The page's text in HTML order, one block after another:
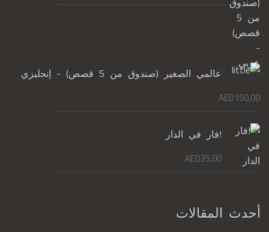
عالمي الصغير (صندوق من 5 قصص) - إنجليزي
AED150,00
!فار في الدار
AED35,00
أحدث المقالات